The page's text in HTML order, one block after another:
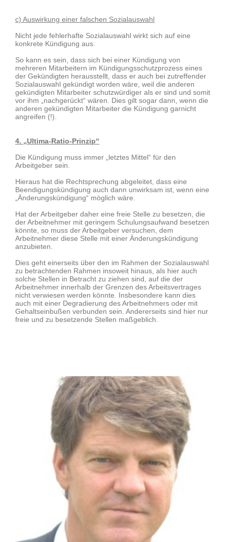
c) Auswirkung einer falschen Sozialauswahl
Nicht jede fehlerhafte Sozialauswahl wirkt sich auf eine
konkrete Kündigung aus.
So kann es sein, dass sich bei einer Kündigung von
mehreren Mitarbeitern im Kündigungsschutzprozess eines
der Gekündigten herausstellt, dass er auch bei zutreffender
Sozialauswahl gekündigt worden wäre, weil die anderen
gekündigten Mitarbeiter schutzwürdiger als er sind und somit
vor ihm „nachgerückt“ wären. Dies gilt sogar dann, wenn die
anderen gekündigten Mitarbeiter die Kündigung garnicht
angreifen (!).
4. „Ultima-Ratio-Prinzip“
Die Kündigung muss immer „letztes Mittel“ für den
Arbeitgeber sein.
Hieraus hat die Rechtsprechung abgeleitet, dass eine
Beendigungskündigung auch dann unwirksam ist, wenn eine
„Änderungskündigung“ möglich wäre.
Hat der Arbeitgeber daher eine freie Stelle zu besetzen, die
der Arbeitnehmer mit geringem Schulungsaufwand besetzen
könnte, so muss der Arbeitgeber versuchen, dem
Arbeitnehmer diese Stelle mit einer Änderungskündigung
anzubieten.
Dies geht einerseits über den im Rahmen der Sozialauswahl
zu betrachtenden Rahmen insoweit hinaus, als hier auch
solche Stellen in Betracht zu ziehen sind, auf die der
Arbeitnehmer innerhalb der Grenzen des Arbeitsvertrages
nicht verwiesen werden könnte. Insbesondere kann dies
auch mit einer Degradierung des Arbeitnehmers oder mit
Gehaltseinbußen verbunden sein. Andererseits sind hier nur
freie und zu besetzende Stellen maßgeblich.